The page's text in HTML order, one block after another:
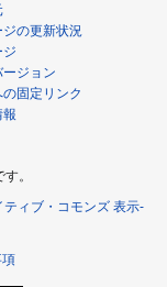
ジの更新状況
ジ
ジョン
固定リンク
報
。
ティブ・コモンズ 表示-